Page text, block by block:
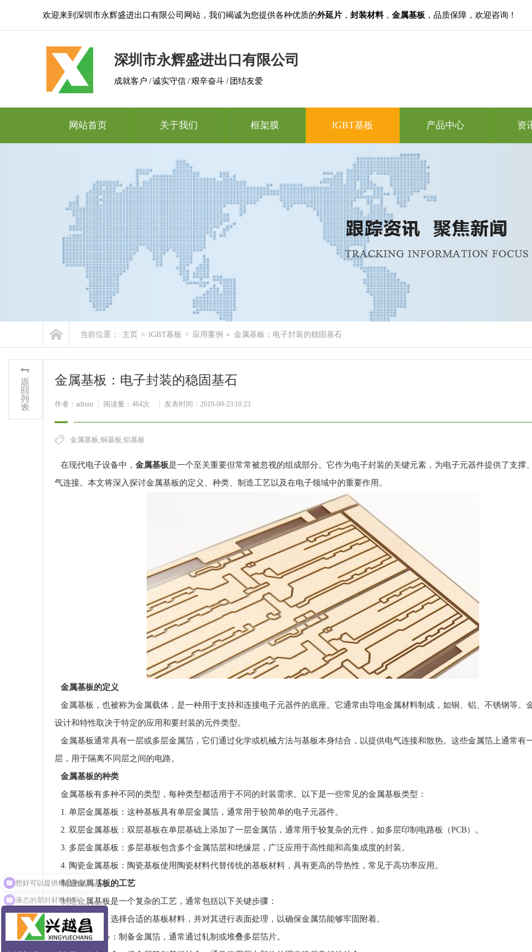
欢迎来到深圳市永辉盛进出口有限公司网站，我们竭诚为您提供各种优质的外延片 ， 封装材料， 金属基板 ，品质保障，欢迎咨询！
深圳市永辉盛进出口有限公司
成就客户 / 诚实守信 / 艰辛奋斗 / 团结友爱
网站首页 关于我们 框架膜 IGBT基板 产品中心 资
当前位置： 主页 > IGBT基板 > 应用案例 » 金属基板：电子封装的稳固基石
金属基板：电子封装的稳固基石
作者：admin 阅读量： 464次 发表时间：2019-09-23 10:23
金属基板,铜基板,铝基板
在现代电子设备中， 金属基板是一个至关重要但常常被忽视的组成部分。它作为电子封装的关键元素，为电子元器件提供了支撑
气连接。本文将深入探讨金属基板的定义、种类、制造工艺以及在电子领域中的重要作用。
金属基板的定义
金属基板，也被称为金属载体，是一种用于支持和连接电子元器件的底座。它通常由导电金属材料制成，如铜、铝、不锈钢等。
设计和特性取决于特定的应用和要封装的元件类型。
金属基板通常具有一层或多层金属箔，它们通过化学或机械方法与基板本身结合，以提供电气连接和散热。这些金属箔上通常有
层，用于隔离不同层之间的电路。
金属基板的种类
金属基板有多种不同的类型，每种类型都适用于不同的封装需求。以下是一些常见的金属基板类型：
1. 单层金属基板：这种基板具有单层金属箔，通常用于较简单的电子元器件。
2. 双层金属基板：双层基板在单层基础上添加了一层金属箔，通常用于较复杂的元件，如多层印制电路板（PCB）。
3. 多层金属基板：多层基板包含多个金属箔层和绝缘层，广泛应用于高性能和高集成度的封装。
4. 陶瓷金属基板：陶瓷基板使用陶瓷材料代替传统的基板材料，具有更高的导热性，常见于高功率应用。
制造金属基板的工艺
制造金属基板是一个复杂的工艺，通常包括以下关键步骤：
1. 基板准备：选择合适的基板材料，并对其进行表面处理，以确保金属箔能够牢固附着。
2. 金属箔制备：制备金属箔，通常通过轧制或堆叠多层箔片。